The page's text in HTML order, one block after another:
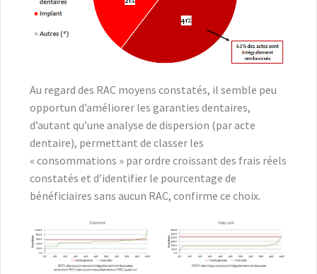
Au regard des RAC moyens constatés, il semble peu
opportun d’améliorer les garanties dentaires,
d’autant qu’une analyse de dispersion (par acte
dentaire), permettant de classer les
« consommations » par ordre croissant des frais réels
constatés et d’identifier le pourcentage de
bénéficiaires sans aucun RAC, confirme ce choix.